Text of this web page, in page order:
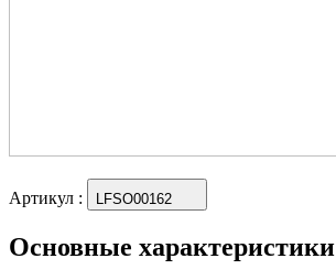
Артикул : LFSO00162
Основные характеристики